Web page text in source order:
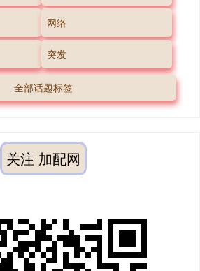
网络
突发
全部话题标签
关注 加配网